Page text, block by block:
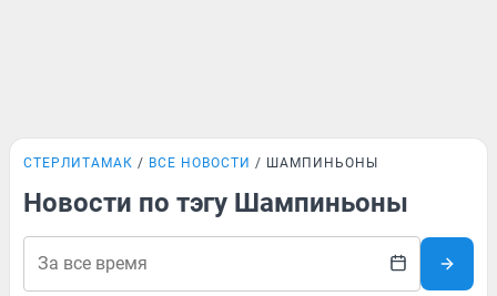
СТЕРЛИТАМАК ВСЕ НОВОСТИ ШАМПИНЬОНЫ
Новости по тэгу Шампиньоны